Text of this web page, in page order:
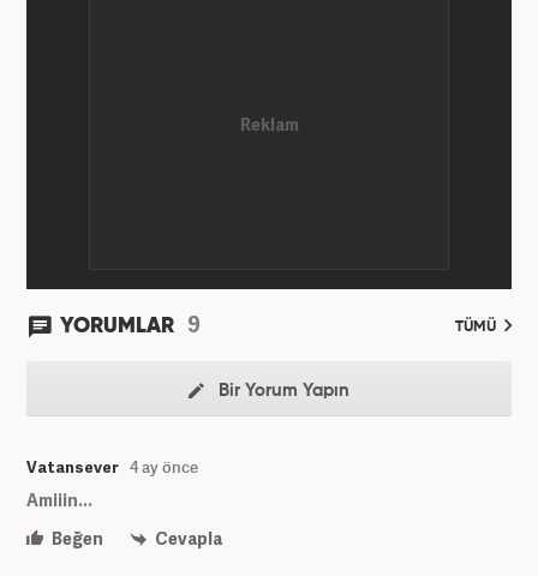
YORUMLAR 9 TÜMÜ
Bir Yorum Yapın
Vatansever 4 ay önce
Amiiin...
Beğen
Cevapla